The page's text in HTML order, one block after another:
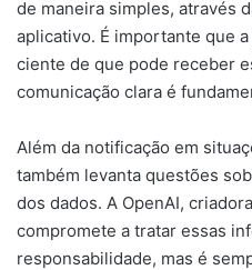
de maneira simples, através
aplicativo. É importante que
ciente de que pode receber
comunicação clara é
Além da notificação em
também levanta questões
dos dados. A OpenAI,
compromete a tratar essas
responsabilidade, mas é